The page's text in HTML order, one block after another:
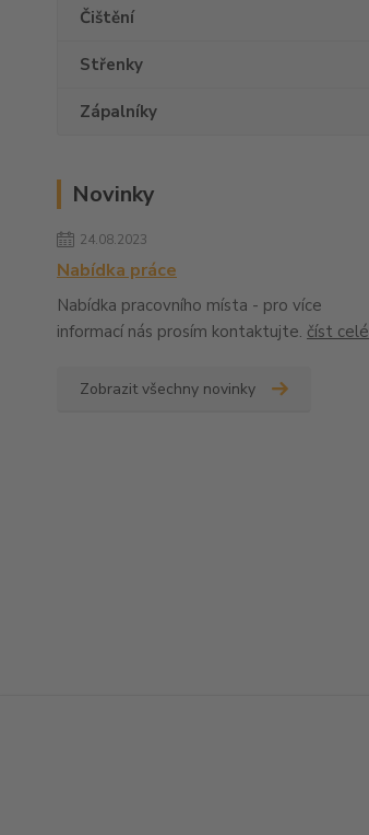
Čištění
Střenky
Zápalníky
Novinky
24.08.2023
Nabídka práce
Nabídka pracovního místa - pro více
informací nás prosím kontaktujte. číst celé
Zobrazit všechny novinky